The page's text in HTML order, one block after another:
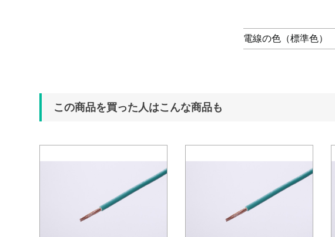
電線の色（標準色）
この商品を買った人はこんな商品も